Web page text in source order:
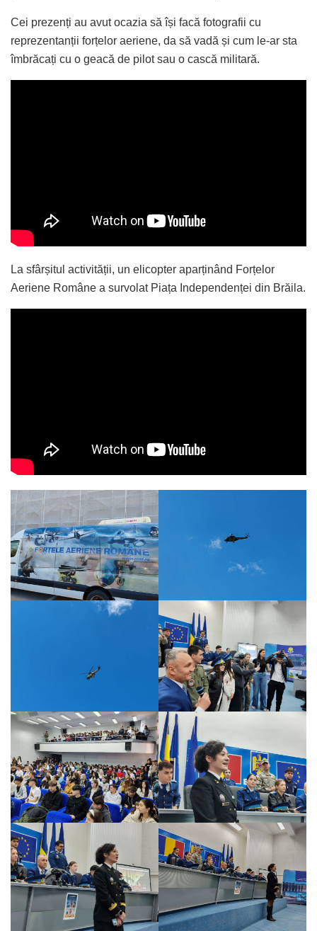
Cei prezenți au avut ocazia să își facă fotografii cu
reprezentanții forțelor aeriene, da să vadă și cum le-ar sta
îmbrăcați cu o geacă de pilot sau o cască militară.
La sfârșitul activității, un elicopter aparținând Forțelor
Aeriene Române a survolat Piața Independenței din Brăila.